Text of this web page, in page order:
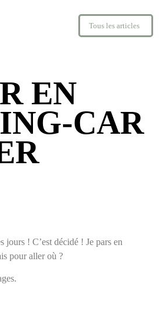
Tous les articles
EN
CAR
! C’est décidé ! Je pars en
pour aller où ?